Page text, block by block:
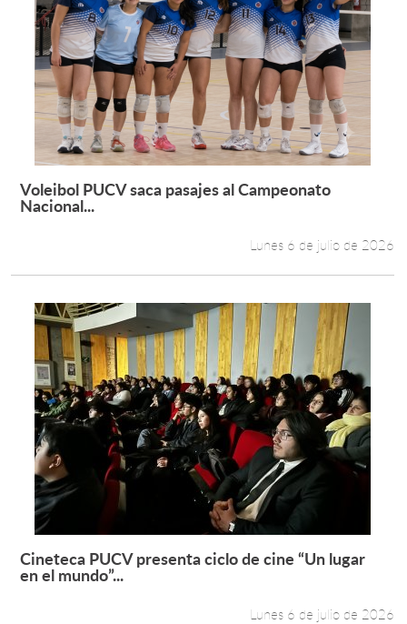
Leer más +
Voleibol PUCV saca pasajes al Campeonato
Nacional...
Lunes 6 de julio de 2026
Leer más +
Cineteca PUCV presenta ciclo de cine “Un lugar
en el mundo”...
Lunes 6 de julio de 2026